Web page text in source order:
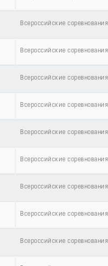
Всероссийские соревнования
Всероссийские соревнования
Всероссийские соревнования
Всероссийские соревнования
Всероссийские соревнования
Всероссийские соревнования
Всероссийские соревнования
Всероссийские соревнования
Всероссийские соревнования